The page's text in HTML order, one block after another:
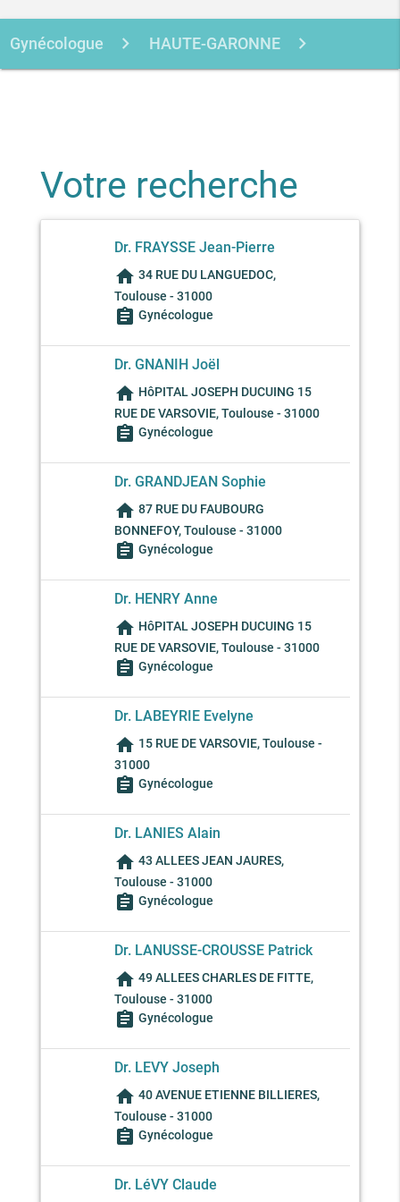
Gynécologue HAUTE-GARONNE
Votre recherche
Dr. FRAYSSE Jean-Pierre
home 34 RUE DU LANGUEDOC,
Toulouse - 31000
assignment Gynécologue
Dr. GNANIH Joël
home HôPITAL JOSEPH DUCUING 15
RUE DE VARSOVIE, Toulouse - 31000
assignment Gynécologue
Dr. GRANDJEAN Sophie
home 87 RUE DU FAUBOURG
BONNEFOY, Toulouse - 31000
assignment Gynécologue
Dr. HENRY Anne
home HôPITAL JOSEPH DUCUING 15
RUE DE VARSOVIE, Toulouse - 31000
assignment Gynécologue
Dr. LABEYRIE Evelyne
home 15 RUE DE VARSOVIE, Toulouse -
31000
assignment Gynécologue
Dr. LANIES Alain
home 43 ALLEES JEAN JAURES,
Toulouse - 31000
assignment Gynécologue
Dr. LANUSSE-CROUSSE Patrick
home 49 ALLEES CHARLES DE FITTE,
Toulouse - 31000
assignment Gynécologue
Dr. LEVY Joseph
home 40 AVENUE ETIENNE BILLIERES,
Toulouse - 31000
assignment Gynécologue
Dr. LéVY Claude